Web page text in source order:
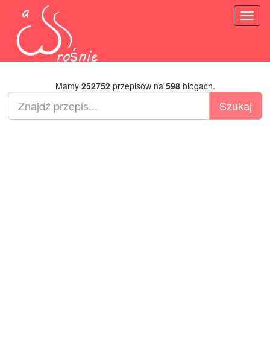
Mamy 252752przepisów na 598blogach.